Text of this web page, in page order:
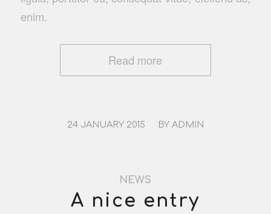
enim.
Read more
24 JANUARY 2015
/ BY ADMIN
NEWS
A nice entry